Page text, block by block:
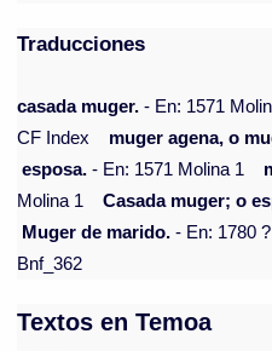
Traducciones
casada muger. - En: 1571
CF Index
muger agena, o
esposa. - En: 1571 Molina 1
Molina 1
Casada muger; o
Muger de marido. - En: 1780
Bnf_362
Textos en Temoa